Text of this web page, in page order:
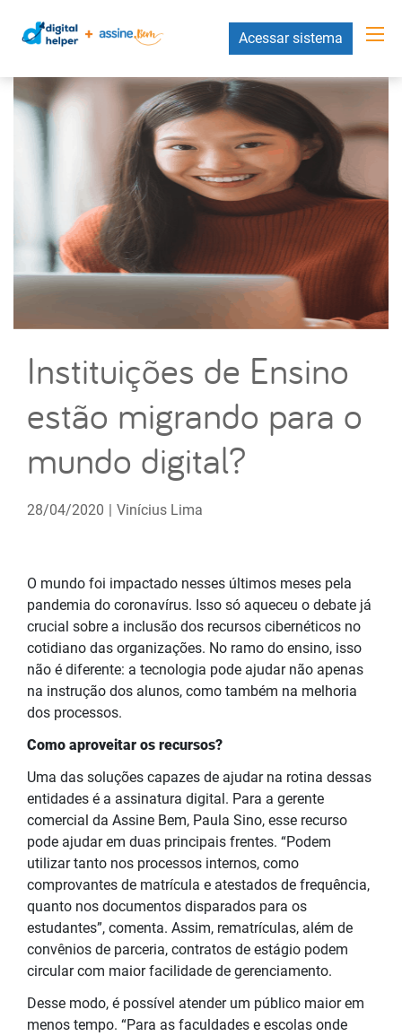
Acessar sistema
Instituições de Ensino
estão migrando para o
mundo digital?
28/04/2020 | Vinícius Lima
O mundo foi impactado nesses últimos meses pela
pandemia do coronavírus. Isso só aqueceu o debate já
crucial sobre a inclusão dos recursos cibernéticos no
cotidiano das organizações. No ramo do ensino, isso
não é diferente: a tecnologia pode ajudar não apenas
na instrução dos alunos, como também na melhoria
dos processos.
Como aproveitar os recursos?
Uma das soluções capazes de ajudar na rotina dessas
entidades é a assinatura digital. Para a gerente
comercial da Assine Bem, Paula Sino, esse recurso
pode ajudar em duas principais frentes. “Podem
utilizar tanto nos processos internos, como
comprovantes de matrícula e atestados de frequência,
quanto nos documentos disparados para os
estudantes”, comenta. Assim, rematrículas, além de
convênios de parceria, contratos de estágio podem
circular com maior facilidade de gerenciamento.
Desse modo, é possível atender um público maior em
menos tempo. “Para as faculdades e escolas onde